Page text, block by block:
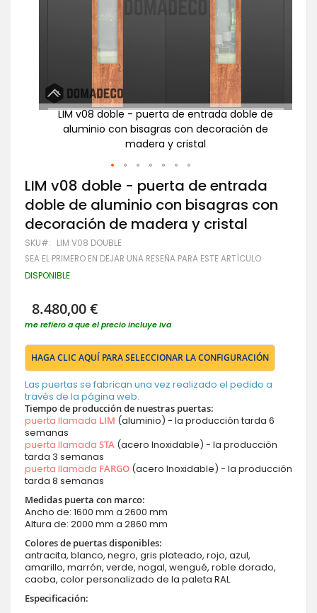
LIM v08 doble - puerta de entrada doble de
aluminio con bisagras con decoración de
madera y cristal
Saltar
al
comienzo
de
la
galería
de
imágenes
LIM v08 doble - puerta de entrada
doble de aluminio con bisagras con
decoración de madera y cristal
SKU LIM V08 DOUBLE
SEA EL PRIMERO EN DEJAR UNA RESEÑA PARA ESTE ARTÍCULO
DISPONIBLE
8.480,00 €
me refiero a que el precio incluye iva
HAGA CLIC AQUÍ PARA SELECCIONAR LA CONFIGURACIÓN
Las puertas se fabrican una vez realizado el pedido a
través de la página web.
Tiempo de producción de nuestras puertas:
puerta llamada LIM (aluminio) - la producción tarda 6
semanas
puerta llamada STA (acero Inoxidable) - la producción
tarda 3 semanas
puerta llamada FARGO (acero Inoxidable) - la producción
tarda 8 semanas
Medidas puerta con marco:
Ancho de: 1600 mm a 2600 mm
Altura de: 2000 mm a 2860 mm
Colores de puertas disponibles:
antracita, blanco, negro, gris plateado, rojo, azul,
amarillo, marrón, verde, nogal, wengué, roble dorado,
caoba, color personalizado de la paleta RAL
Especificación: